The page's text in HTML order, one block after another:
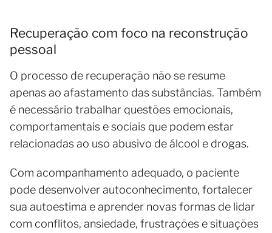
Recuperação com foco na reconstrução
pessoal
O processo de recuperação não se resume
apenas ao afastamento das substâncias. Também
é necessário trabalhar questões emocionais,
comportamentais e sociais que podem estar
relacionadas ao uso abusivo de álcool e drogas.
Com acompanhamento adequado, o paciente
pode desenvolver autoconhecimento, fortalecer
sua autoestima e aprender novas formas de lidar
com conflitos, ansiedade, frustrações e situações